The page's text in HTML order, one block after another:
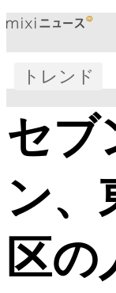
トレンド
セブ
ン、
区の